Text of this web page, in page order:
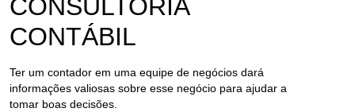
CONSULTORIA
CONTÁBIL
Ter um contador em uma equipe de negócios dará
informações valiosas sobre esse negócio para ajudar a
tomar boas decisões.